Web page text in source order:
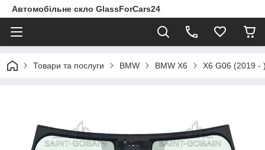
Автомобільне скло GlassForCars24
Товари та послуги BMW BMW X6 X6 G06 (2019 -